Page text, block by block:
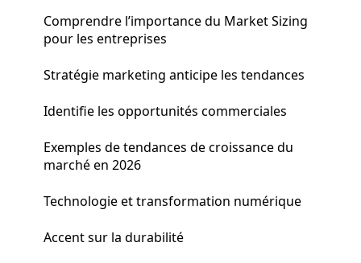
Comprendre l’importance du Market Sizing
pour les entreprises
Stratégie marketing anticipe les tendances
Identifie les opportunités commerciales
Exemples de tendances de croissance du
marché en 2026
Technologie et transformation numérique
Accent sur la durabilité